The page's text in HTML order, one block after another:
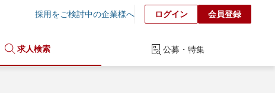
採用をご検討中の企業様へ ログイン 会員登録
求人検索 公募・特集